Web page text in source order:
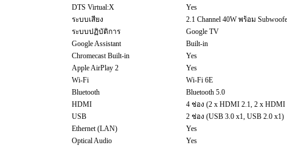
DTS Virtual:X
Yes
ระบบเสียง
2.1 Channel 40W พร้อม
ระบบปฏิบัติการ
Google TV
Google Assistant
Built-in
Chromecast Built-in
Yes
Apple AirPlay 2
Yes
Wi-Fi
Wi-Fi 6E
Bluetooth
Bluetooth 5.0
HDMI
4 ช่อง (2 x HDMI 2.1, 2 x HDMI
USB
2 ช่อง (USB 3.0 x1, USB 2.0 x1)
Ethernet (LAN)
Yes
Optical Audio
Yes